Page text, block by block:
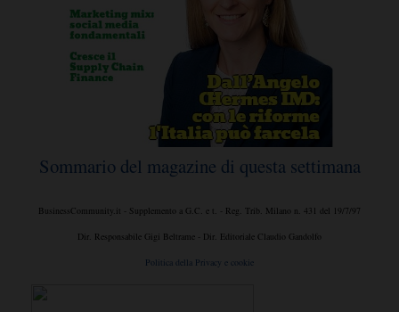
Sommario del magazine di questa settimana
BusinessCommunity.it - Supplemento a G.C. e t. - Reg. Trib. Milano n. 431 del 19/7/97
Dir. Responsabile Gigi Beltrame - Dir. Editoriale Claudio Gandolfo
Politica della Privacy e cookie